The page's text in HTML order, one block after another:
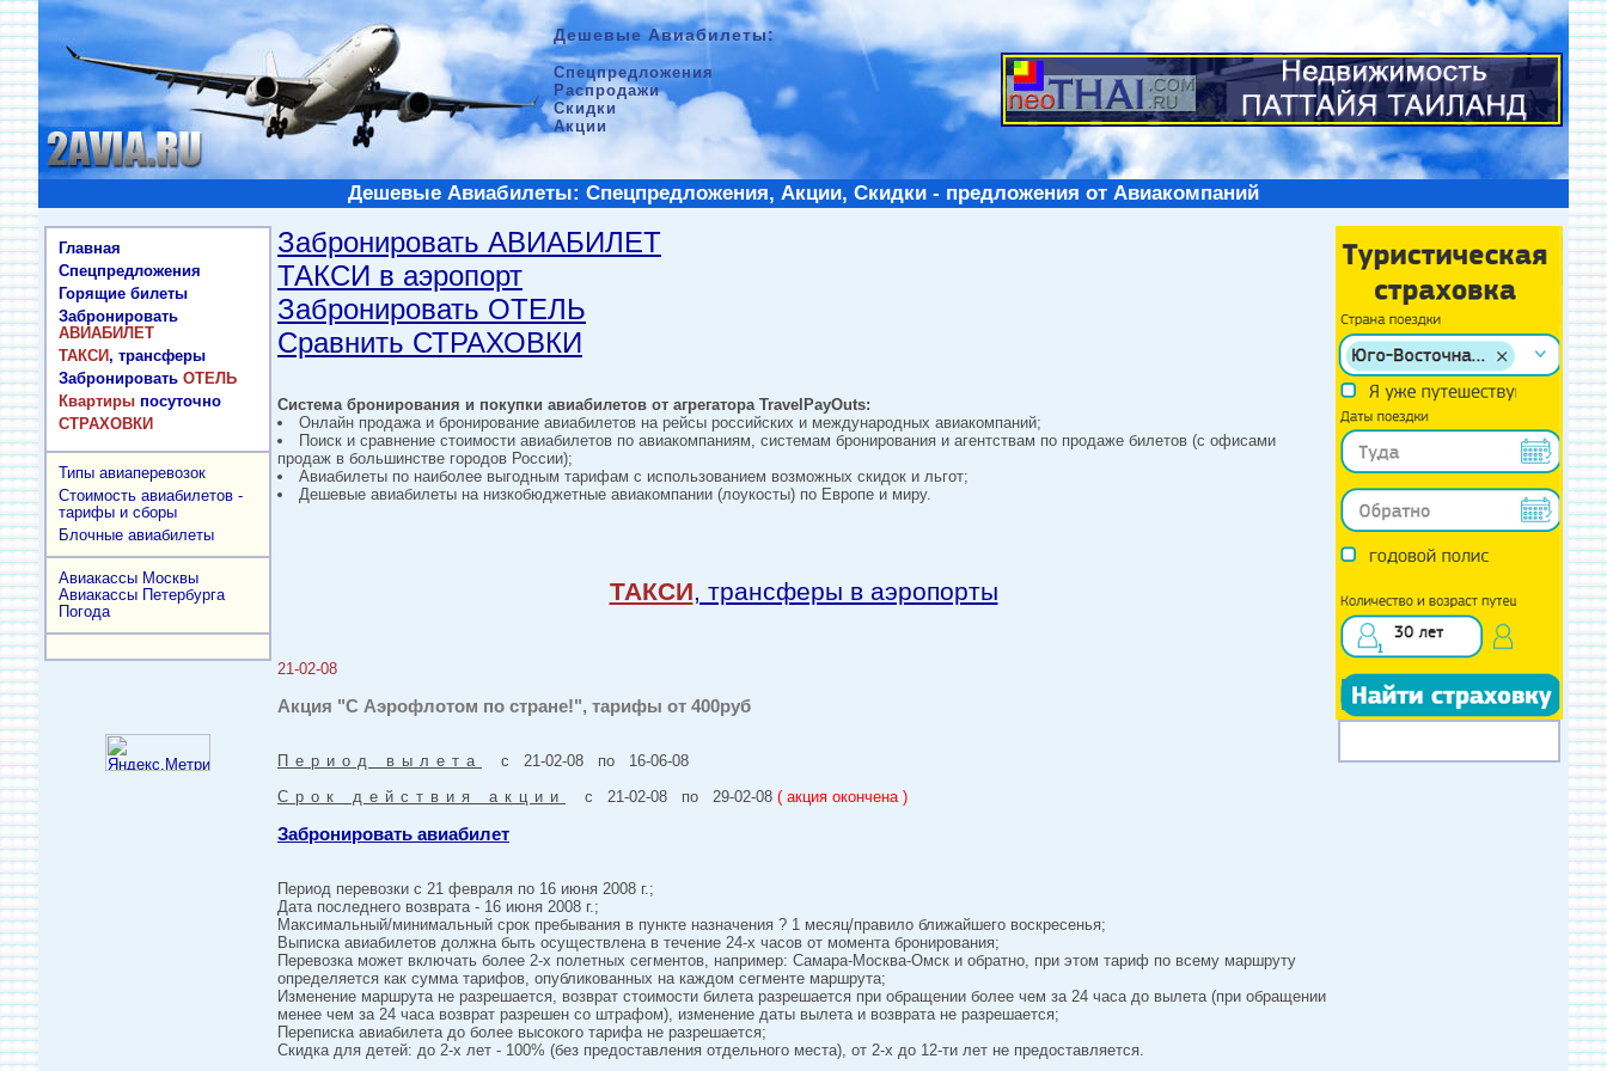
Дешевые Авиабилеты:
Спецпредложения
Распродажи
Скидки
Акции
Дешевые Авиабилеты: Спецпредложения, Акции, Скидки - предложения от Авиакомпаний
Главная
Спецпредложения
Горящие билеты
Забронировать
АВИАБИЛЕТ
ТАКСИ, трансферы
Забронировать ОТЕЛЬ
Квартиры посуточно
СТРАХОВКИ
Типы авиаперевозок
Стоимость авиабилетов -
тарифы и сборы
Блочные авиабилеты
Авиакассы Москвы
Авиакассы Петербурга
Погода
Забронировать АВИАБИЛЕТ
ТАКСИ в аэропорт
Забронировать ОТЕЛЬ
Сравнить СТРАХОВКИ
Система бронирования и покупки авиабилетов от агрегатора TravelPayOuts:
Онлайн продажа и бронирование авиабилетов на рейсы российских и международных авиакомпаний;
Поиск и сравнение стоимости авиабилетов по авиакомпаниям, системам бронирования и агентствам по продаже билетов (с офисами
продаж в большинстве городов России);
Авиабилеты по наиболее выгодным тарифам с использованием возможных скидок и льгот;
Дешевые авиабилеты на низкобюджетные авиакомпании (лоукосты) по Европе и миру.
ТАКСИ, трансферы в аэропорты
21-02-08
Акция "С Аэрофлотом по стране!", тарифы от 400руб
Период вылета
с 21-02-08 по 16-06-08
Срок действия акции
с 21-02-08 по 29-02-08 ( акция окончена )
Забронировать авиабилет
Период перевозки с 21 февраля по 16 июня 2008 г.;
Дата последнего возврата - 16 июня 2008 г.;
Максимальный/минимальный срок пребывания в пункте назначения ? 1 месяц/правило ближайшего воскресенья;
Выписка авиабилетов должна быть осуществлена в течение 24-х часов от момента бронирования;
Перевозка может включать более 2-х полетных сегментов, например: Самара-Москва-Омск и обратно, при этом тариф по всему маршруту
определяется как сумма тарифов, опубликованных на каждом сегменте маршрута;
Изменение маршрута не разрешается, возврат стоимости билета разрешается при обращении более чем за 24 часа до вылета (при обращении
менее чем за 24 часа возврат разрешен со штрафом), изменение даты вылета и возврата не разрешается;
Переписка авиабилета до более высокого тарифа не разрешается;
Скидка для детей: до 2-х лет - 100% (без предоставления отдельного места), от 2-х до 12-ти лет не предоставляется.